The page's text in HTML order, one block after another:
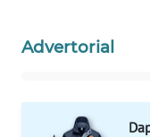
Advertorial